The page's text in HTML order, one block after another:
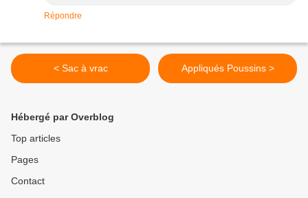
Répondre
< Sac à vrac Appliqués Poussins >
Hébergé par Overblog
Top articles
Pages
Contact